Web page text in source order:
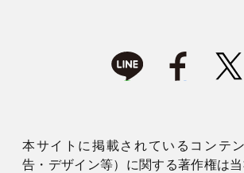
本サイトに掲載されているコンテ
告・デザイン等）に関する著作権は